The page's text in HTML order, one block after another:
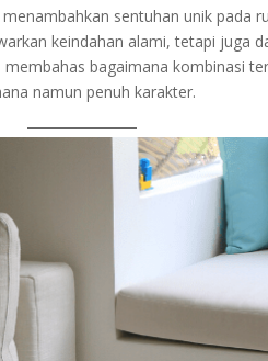
sentuhan unik pada
keindahan alami, tetapi juga
membahas bagaimana kombinasi
namun penuh karakter.